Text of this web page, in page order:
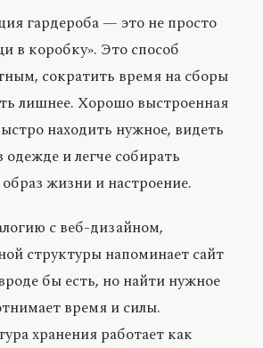
гардероба — это не просто
в коробку». Это способ
сократить время на сборы
лишнее. Хорошо выстроенная
находить нужное, видеть
и легче собирать
жизни и настроение.
с веб-дизайном,
структуры напоминает сайт
бы есть, но найти нужное
время и силы.
хранения работает как